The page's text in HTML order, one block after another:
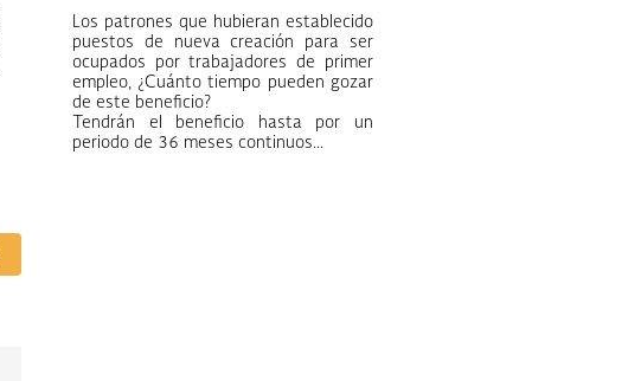
Los patrones que hubieran establecido
puestos de nueva creación para ser
ocupados por trabajadores de primer
empleo, ¿Cuánto tiempo pueden gozar
de este beneficio?
Tendrán el beneficio hasta por un
periodo de 36 meses continuos...